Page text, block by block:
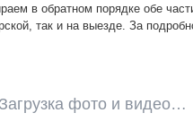
в обратном порядке обе
так и на выезде. За
Загрузка фото и видео…